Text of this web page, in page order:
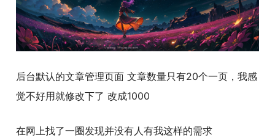
后台默认的文章管理页面 文章数量只有20个一页，我感
觉不好用就修改下了 改成1000
在网上找了一圈发现并没有人有我这样的需求